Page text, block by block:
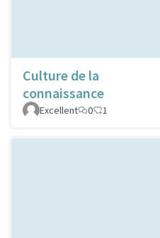
Culture de la
connaissance
Excellent
0 1